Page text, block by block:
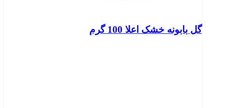
گل بابونه خشک اعلا 100 گرم